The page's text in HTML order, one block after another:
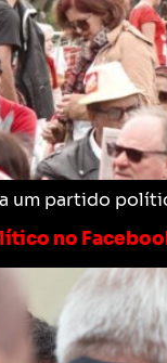
um partido
no